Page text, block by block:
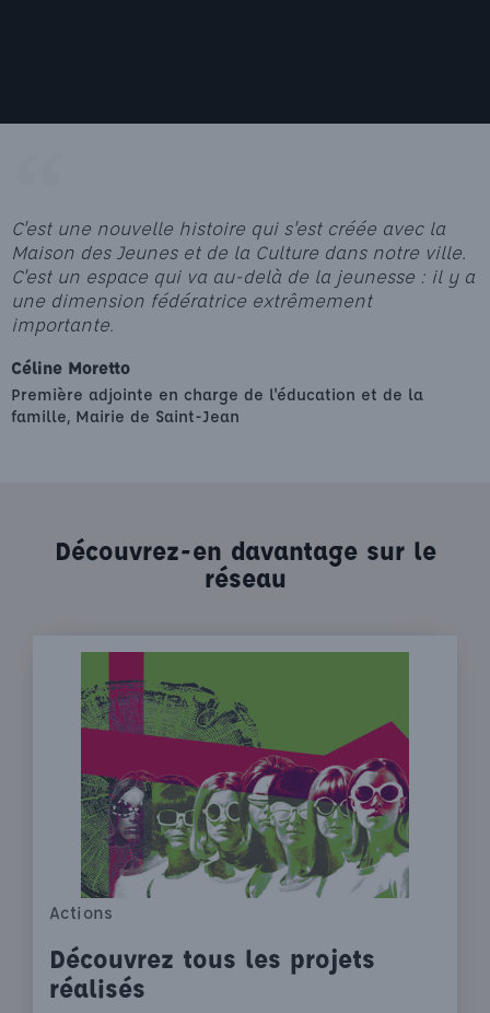
C'est une nouvelle histoire qui s'est créée avec la
Maison des Jeunes et de la Culture dans notre ville.
C'est un espace qui va au-delà de la jeunesse : il y a
une dimension fédératrice extrêmement
importante.
Céline Moretto
Première adjointe en charge de l'éducation et de la
famille, Mairie de Saint-Jean
Découvrez-en davantage sur le
réseau
Actions
Découvrez tous les projets
réalisés